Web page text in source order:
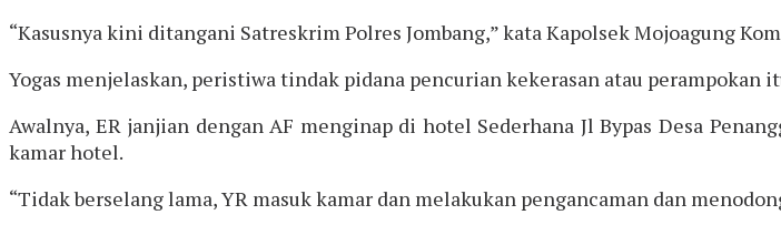
“Kasusnya kini ditangani Satreskrim Polres Jombang,” kata Kapolsek Mojoagung
Yogas menjelaskan, peristiwa tindak pidana pencurian kekerasan atau perampokan
Awalnya, ER janjian dengan AF menginap di hotel Sederhana Jl Bypas Desa
kamar hotel.
“Tidak berselang lama, YR masuk kamar dan melakukan pengancaman dan